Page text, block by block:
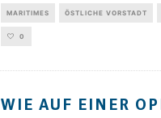
MARITIMES ÖSTLICHE VORSTADT
0
WIE AUF EINER